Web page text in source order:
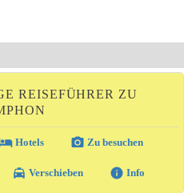
REISEFÜHRER ZU
Hotels photo_camera Zu besuchen
local_taxi Verschieben info Info